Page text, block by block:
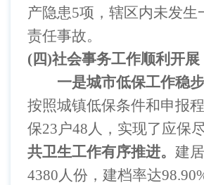
产隐患5项，辖区内未发生
责任事故。
( 四)社会事务工作顺利开展
一是城市低保工作稳步
按照城镇低保条件和申报
保23 户48人，实现了应保尽
共卫生工作有序推进。 建
4380人份，建档率达